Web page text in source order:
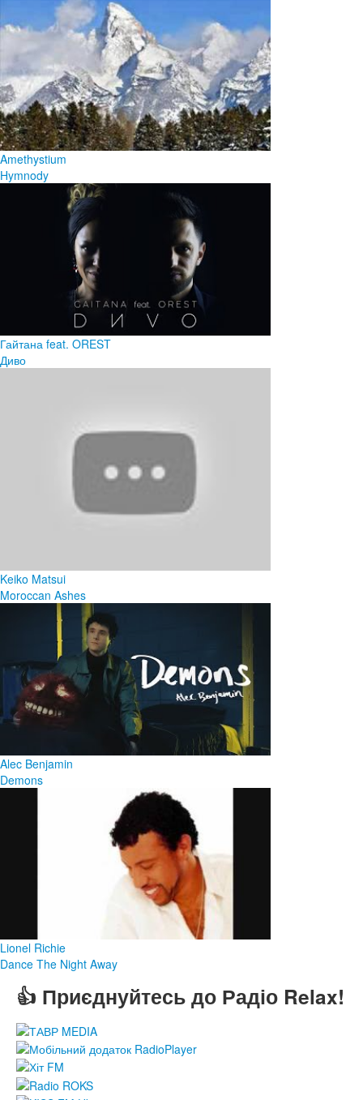
Amethystium
Hymnody
Гайтана feat. OREST
Диво
Keiko Matsui
Moroccan Ashes
Alec Benjamin
Demons
Lionel Richie
Dance The Night Away
👍 Приєднуйтесь до Радіо Relax!